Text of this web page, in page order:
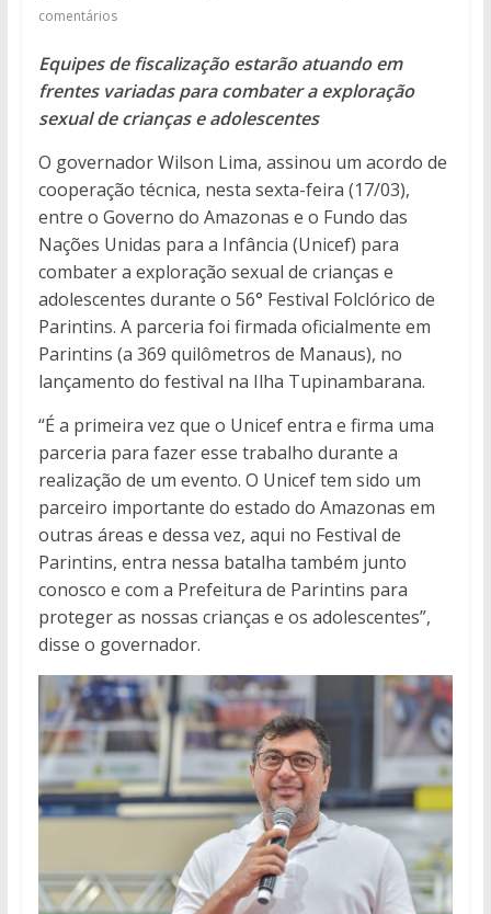
comentários
Equipes de fiscalização estarão atuando em
frentes variadas para combater a exploração
sexual de crianças e adolescentes
O governador Wilson Lima, assinou um acordo de
cooperação técnica, nesta sexta-feira (17/03),
entre o Governo do Amazonas e o Fundo das
Nações Unidas para a Infância (Unicef) para
combater a exploração sexual de crianças e
adolescentes durante o 56° Festival Folclórico de
Parintins. A parceria foi firmada oficialmente em
Parintins (a 369 quilômetros de Manaus), no
lançamento do festival na Ilha Tupinambarana.
“É a primeira vez que o Unicef entra e firma uma
parceria para fazer esse trabalho durante a
realização de um evento. O Unicef tem sido um
parceiro importante do estado do Amazonas em
outras áreas e dessa vez, aqui no Festival de
Parintins, entra nessa batalha também junto
conosco e com a Prefeitura de Parintins para
proteger as nossas crianças e os adolescentes”,
disse o governador.